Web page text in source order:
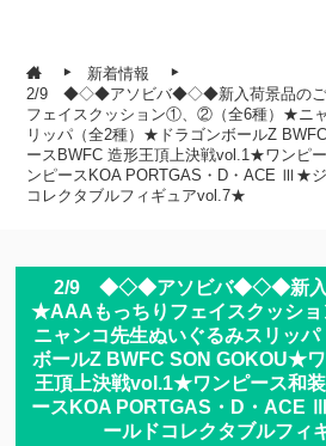
新着情報
2/9 ◆◇◆アソビバ◆◇◆新入荷景品のご
フェイスクッション①、②（全6種）★ニ
リッパ（全2種）★ドラゴンボールZ
ースBWFC 造形王頂上決戦vol.1★ワンピ
ンピースKOA PORTGAS・D・ACE Ⅲ★
コレクタブルフィギュアvol.7★
2/9 ◆◇◆アソビバ◆◇◆新入荷
★AAAもっちりフェイスクッシ
ニャンコ先生ぬいぐるみスリッ
ボールZ BWFC SON GOKOU★
王頂上決戦vol.1★ワンピース和
ースKOA PORTGAS・D・ACE
ールドコレクタブルフ